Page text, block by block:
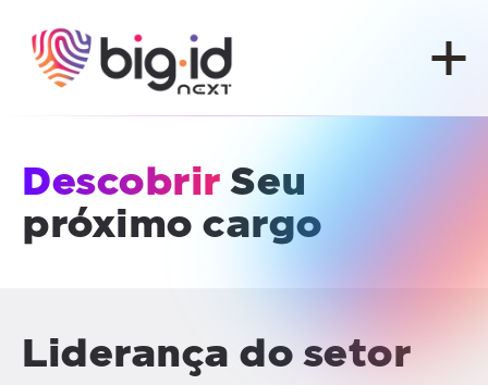
Descobrir Seu
próximo cargo
Liderança do setor